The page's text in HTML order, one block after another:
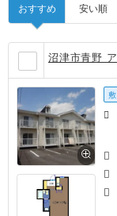
おすすめ 安い順
沼津市青野